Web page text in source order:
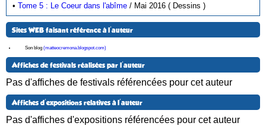
•Tome 5 : Le Coeur dans l'abîme / Mai 2016 ( Dessins )
Sites WEB faisant référence à l'auteur
Son blog (matteocremona.blogspot.com)
Affiches de festivals réalisées par l'auteur
Pas d'affiches de festivals référencées pour cet auteur
Affiches d'expositions relatives à l'auteur
Pas d'affiches d'expositions référencées pour cet auteur